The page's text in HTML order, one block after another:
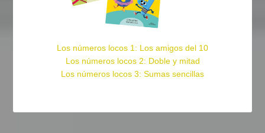
Los números locos 1: Los amigos del 10
Los números locos 2: Doble y mitad
Los números locos 3: Sumas sencillas